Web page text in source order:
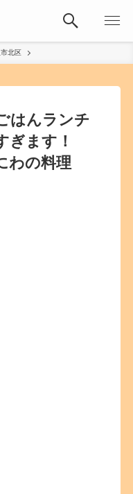
北区
はんランチ
ぎます！
わの料理